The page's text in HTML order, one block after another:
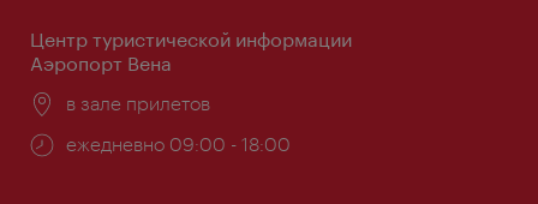
Центр туристической информации
Аэропорт Вена
Расположение:
в зале прилетов
Часы
ежедневно 09:00 - 18:00